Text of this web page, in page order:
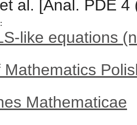
al. [Anal. PDE 4
like equations
Mathematics
Mathematicae